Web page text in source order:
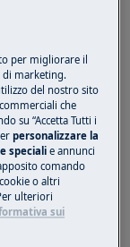
di caffè
per
un clic
il motore
un clic
per migliorare il
di marketing.
del nostro sito
che
su “Accetta Tutti i
personalizzare la
speciali e annunci
comando
o altri
ulteriori
sui